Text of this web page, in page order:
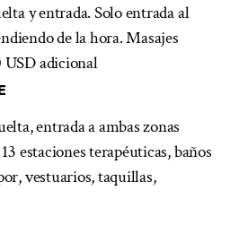
y entrada. Solo entrada al
de la hora. Masajes
USD adicional
entrada a ambas zonas
estaciones terapéuticas, baños
vestuarios, taquillas,